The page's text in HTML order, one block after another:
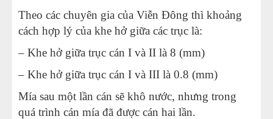
Theo các chuyên gia của Viễn Đông thì khoảng
cách hợp lý của khe hở giữa các trục là:
– Khe hở giữa trục cán I và II là 8 (mm)
– Khe hở giữa trục cán I và III là 0.8 (mm)
Mía sau một lần cán sẽ khô nước, nhưng trong
quá trình cán mía đã được cán hai lần.